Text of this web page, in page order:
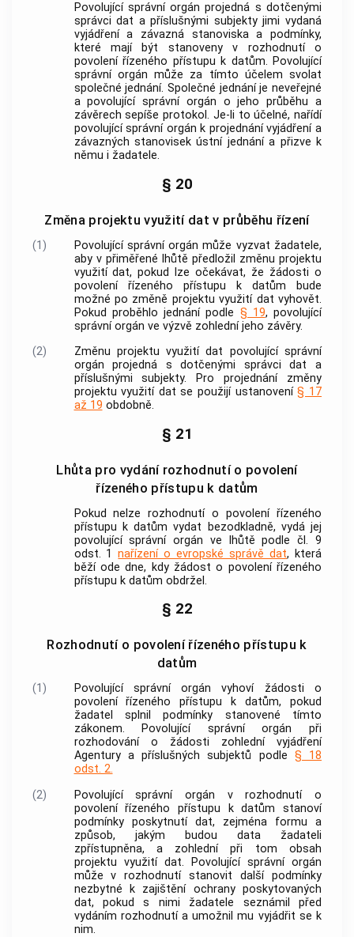
Povolující správní orgán projedná s dotčenými
správci dat a příslušnými subjekty jimi vydaná
vyjádření a závazná stanoviska a podmínky,
které mají být stanoveny v rozhodnutí o
povolení řízeného přístupu k datům. Povolující
správní orgán může za tímto účelem svolat
společné jednání. Společné jednání je neveřejné
a povolující správní orgán o jeho průběhu a
závěrech sepíše protokol. Je-li to účelné, nařídí
povolující správní orgán k projednání vyjádření a
závazných stanovisek ústní jednání a přizve k
němu i žadatele.
§ 20
Změna projektu využití dat v průběhu řízení
(1)
Povolující správní orgán může vyzvat žadatele,
aby v přiměřené lhůtě předložil změnu projektu
využití dat, pokud lze očekávat, že žádosti o
povolení řízeného přístupu k datům bude
možné po změně projektu využití dat vyhovět.
Pokud proběhlo jednání podle § 19, povolující
správní orgán ve výzvě zohlední jeho závěry.
(2)
Změnu projektu využití dat povolující správní
orgán projedná s dotčenými správci dat a
příslušnými subjekty. Pro projednání změny
projektu využití dat se použijí ustanovení§ 17
až 19 obdobně.
§ 21
Lhůta pro vydání rozhodnutí o povolení
řízeného přístupu k datům
Pokud nelze rozhodnutí o povolení řízeného
přístupu k datům vydat bezodkladně, vydá jej
povolující správní orgán ve lhůtě podle čl. 9
odst. 1nařízení o evropské správě dat, která
běží ode dne, kdy žádost o povolení řízeného
přístupu k datům obdržel.
§ 22
Rozhodnutí o povolení řízeného přístupu k
datům
(1)
Povolující správní orgán vyhoví žádosti o
povolení řízeného přístupu k datům, pokud
žadatel splnil podmínky stanovené tímto
zákonem. Povolující správní orgán při
rozhodování o žádosti zohlední vyjádření
Agentury a příslušných subjektů podle § 18
odst. 2.
(2)
Povolující správní orgán v rozhodnutí o
povolení řízeného přístupu k datům stanoví
podmínky poskytnutí dat, zejména formu a
způsob, jakým budou data žadateli
zpřístupněna, a zohlední při tom obsah
projektu využití dat. Povolující správní orgán
může v rozhodnutí stanovit další podmínky
nezbytné k zajištění ochrany poskytovaných
dat, pokud s nimi žadatele seznámil před
vydáním rozhodnutí a umožnil mu vyjádřit se k
nim.